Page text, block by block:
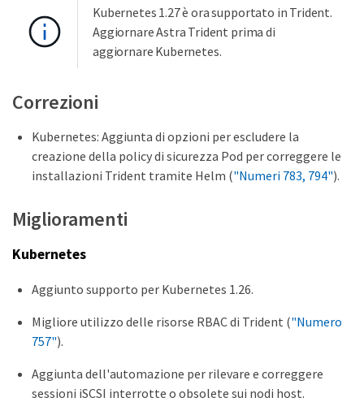
Kubernetes 1.27 è ora supportato in Trident.
Aggiornare Astra Trident prima di
aggiornare Kubernetes.
Correzioni
Kubernetes: Aggiunta di opzioni per escludere la
creazione della policy di sicurezza Pod per correggere le
installazioni Trident tramite Helm ("Numeri 783, 794").
Miglioramenti
Kubernetes
Aggiunto supporto per Kubernetes 1.26.
Migliore utilizzo delle risorse RBAC di Trident ("Numero
757").
Aggiunta dell'automazione per rilevare e correggere
sessioni iSCSI interrotte o obsolete sui nodi host.